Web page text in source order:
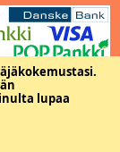
lupaa